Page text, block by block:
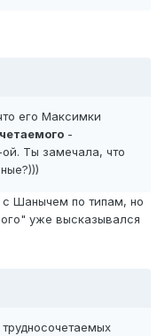
его Максимки
-
Ты замечала, что
Шанычем по типам, но
уже высказывался